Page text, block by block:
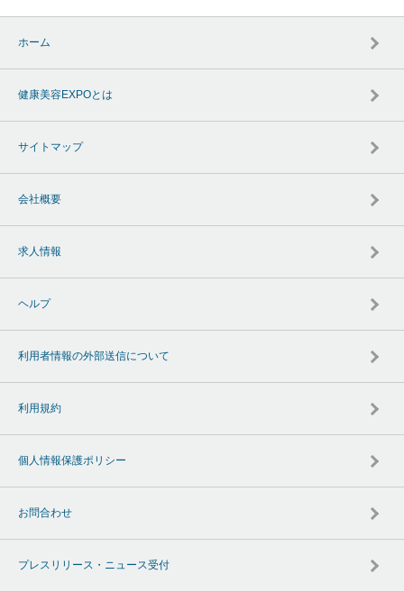
ホーム
健康美容EXPOとは
サイトマップ
会社概要
求人情報
ヘルプ
利用者情報の外部送信について
利用規約
個人情報保護ポリシー
お問合わせ
プレスリリース・ニュース受付